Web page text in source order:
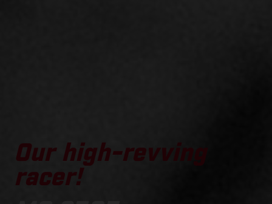
Our high-revving
racer!